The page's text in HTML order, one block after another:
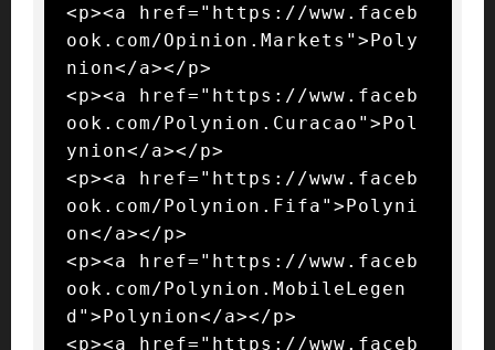
<p><a href="https://www.faceb
ook.com/Opinion.Markets">Poly
nion</a></p>
<p><a href="https://www.faceb
ook.com/Polynion.Curacao">Pol
ynion</a></p>
<p><a href="https://www.faceb
ook.com/Polynion.Fifa">Polyni
on</a></p>
<p><a href="https://www.faceb
ook.com/Polynion.MobileLegen
d">Polynion</a></p>
<p><a href="https://www.faceb